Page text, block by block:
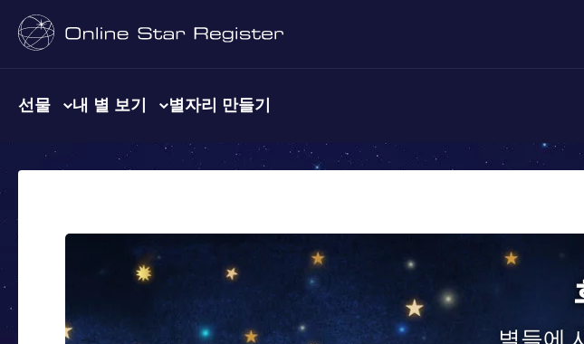
선물 내 별 보기 별자리 만들기
별들에